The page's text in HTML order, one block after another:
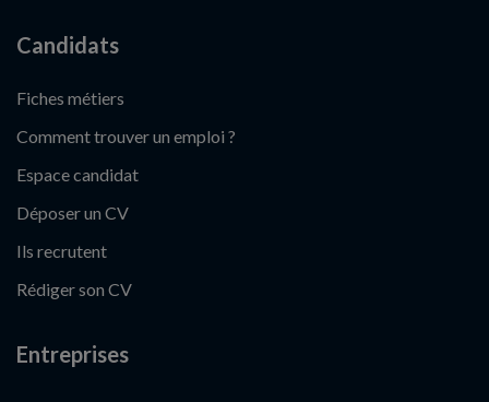
Candidats
Fiches métiers
Comment trouver un emploi ?
Espace candidat
Déposer un CV
Ils recrutent
Rédiger son CV
Entreprises